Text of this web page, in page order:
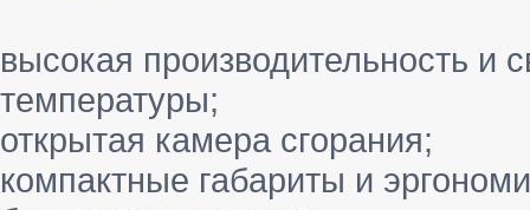
высокая производительность и
температуры;
открытая камера сгорания;
компактные габариты и